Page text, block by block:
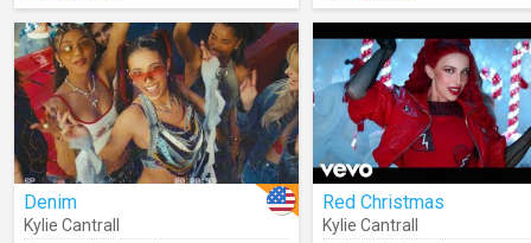
Denim
Kylie Cantrall
Red Christmas
Kylie Cantrall